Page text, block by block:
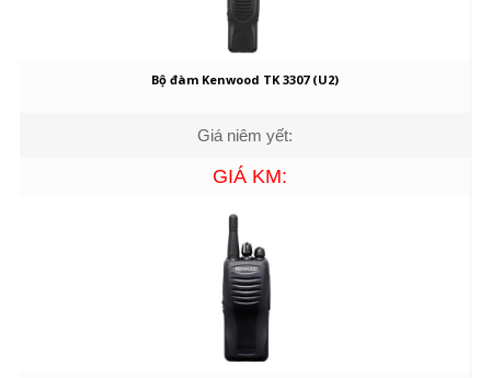
Bộ đàm Kenwood TK 3307 (U2)
Giá niêm yết:
GIÁ KM: